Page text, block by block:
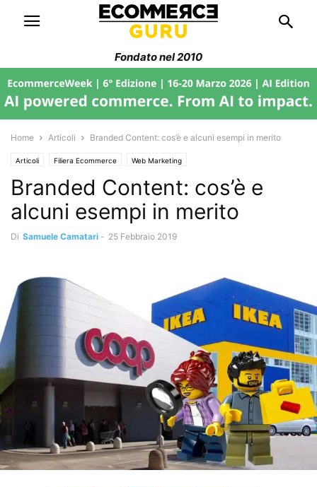
Fondato nel 2010
Home Articoli Branded Content: cos’è e alcuni esempi in merito
Articoli Filiera Ecommerce Web Marketing
Branded Content: cos’è e
alcuni esempi in merito
Di Samuele Camatari - 25 Febbraio 2019